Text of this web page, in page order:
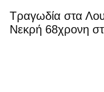
Τραγωδία στα
Νεκρή 68χρονη